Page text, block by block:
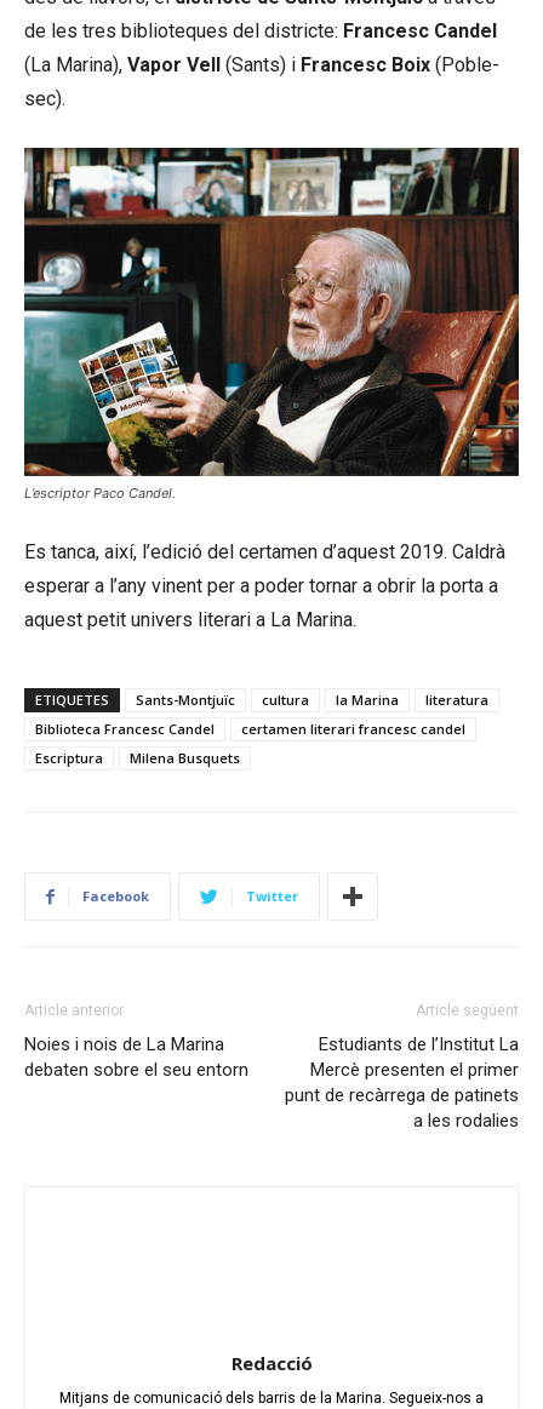
de les tres biblioteques del districte: Francesc Candel
(La Marina), Vapor Vell (Sants) i Francesc Boix (Poble-
sec).
L’escriptor Paco Candel.
Es tanca, així, l’edició del certamen d’aquest 2019. Caldrà
esperar a l’any vinent per a poder tornar a obrir la porta a
aquest petit univers literari a La Marina.
ETIQUETES Sants-Montjuïc cultura la Marina
literatura
Biblioteca Francesc Candel
certamen literari francesc candel
Escriptura
Milena Busquets
Facebook Twitter
Article anterior
Noies i nois de La Marina
debaten sobre el seu entorn
Article següent
Estudiants de l’Institut La
Mercè presenten el primer
punt de recàrrega de patinets
a les rodalies
Redacció
Mitjans de comunicació dels barris de la Marina. Segueix-nos a